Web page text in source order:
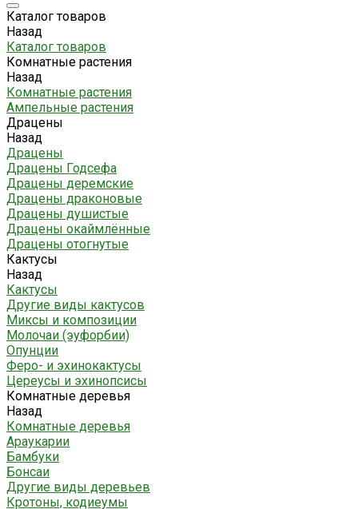
Каталог товаров
Назад
Каталог товаров
Комнатные растения
Назад
Комнатные растения
Ампельные растения
Драцены
Назад
Драцены
Драцены Годсефа
Драцены деремские
Драцены драконовые
Драцены душистые
Драцены окаймлённые
Драцены отогнутые
Кактусы
Назад
Кактусы
Другие виды кактусов
Миксы и композиции
Молочаи (эуфорбии)
Опунции
Феро- и эхинокактусы
Цереусы и эхинопсисы
Комнатные деревья
Назад
Комнатные деревья
Араукарии
Бамбуки
Бонсаи
Другие виды деревьев
Кротоны, кодиеумы